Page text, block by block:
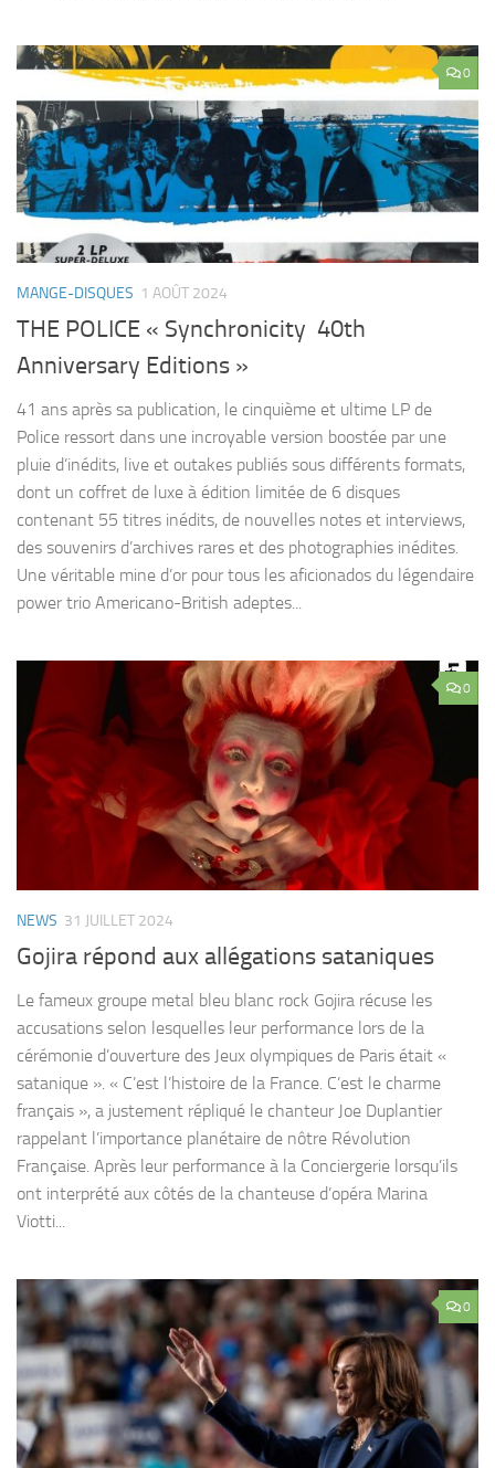
0
MANGE-DISQUES 1 AOÛT 2024
THE POLICE « Synchronicity 40th
Anniversary Editions »
41 ans après sa publication, le cinquième et ultime LP de
Police ressort dans une incroyable version boostée par une
pluie d’inédits, live et outakes publiés sous différents formats,
dont un coffret de luxe à édition limitée de 6 disques
contenant 55 titres inédits, de nouvelles notes et interviews,
des souvenirs d’archives rares et des photographies inédites.
Une véritable mine d’or pour tous les aficionados du légendaire
power trio Americano-British adeptes...
0
NEWS 31 JUILLET 2024
Gojira répond aux allégations sataniques
Le fameux groupe metal bleu blanc rock Gojira récuse les
accusations selon lesquelles leur performance lors de la
cérémonie d’ouverture des Jeux olympiques de Paris était «
satanique ». « C’est l’histoire de la France. C’est le charme
français », a justement répliqué le chanteur Joe Duplantier
rappelant l’importance planétaire de nôtre Révolution
Française. Après leur performance à la Conciergerie lorsqu’ils
ont interprété aux côtés de la chanteuse d’opéra Marina
Viotti...
0